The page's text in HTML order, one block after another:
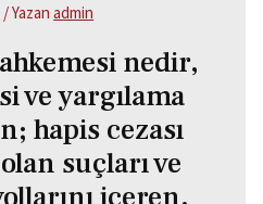
/ Yazan admin